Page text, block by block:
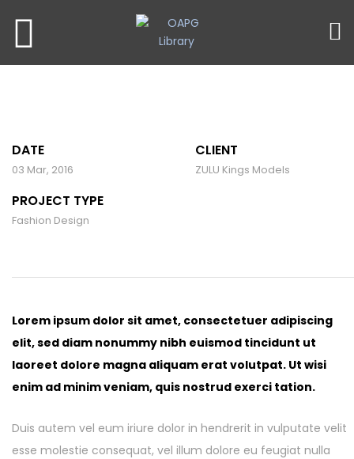
DATE
03 Mar, 2016
CLIENT
ZULU Kings Models
PROJECT TYPE
Fashion Design
Lorem ipsum dolor sit amet, consectetuer adipiscing
elit, sed diam nonummy nibh euismod tincidunt ut
laoreet dolore magna aliquam erat volutpat. Ut wisi
enim ad minim veniam, quis nostrud exerci tation.
Duis autem vel eum iriure dolor in hendrerit in vulputate velit
esse molestie consequat, vel illum dolore eu feugiat nulla